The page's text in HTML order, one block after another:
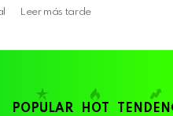
Leer más tarde
POPULAR HOT